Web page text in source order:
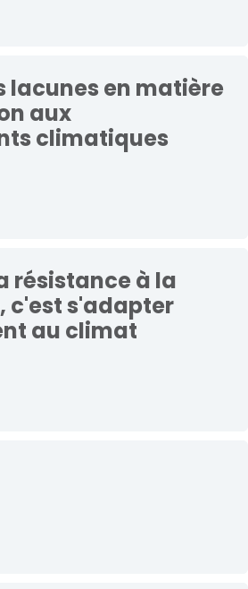
lacunes en matière
aux
climatiques
résistance à la
c'est s'adapter
au climat